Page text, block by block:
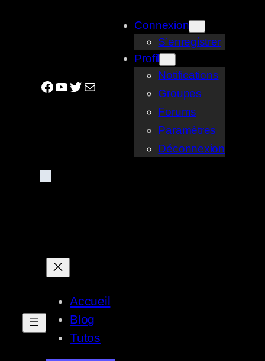
Facebook
YouTube
Twitter
E-mail
Connexion
S’enregistrer
Profil
Notifications
Groupes
Forums
Paramètres
Déconnexion
Accueil
Blog
Tutos